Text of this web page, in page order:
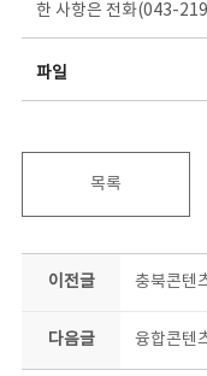
한 사항은 전화(043-
파일
목록
이전글
다음글